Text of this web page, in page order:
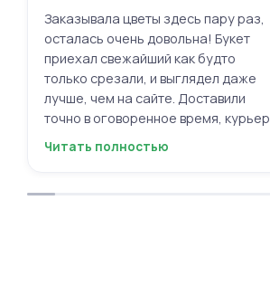
Заказывала цветы здесь пару раз,
осталась очень довольна! Букет
приехал свежайший как будто
только срезали, и выглядел даже
лучше, чем на сайте. Доставили
точно в оговоренное время, курьер
вежливый, ещё и открытку с тёплыми
приятными. Однозначно буду
Читать полностью